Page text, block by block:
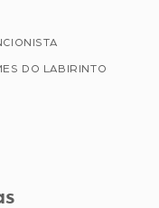
DO LABIRINTO